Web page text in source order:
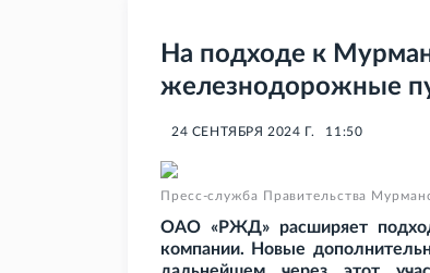
На подходе к
железнодорожные
24 СЕНТЯБРЯ 2024 Г. 11:50
Пресс-служба Правительства
ОАО «РЖД» расширяет
компании. Новые